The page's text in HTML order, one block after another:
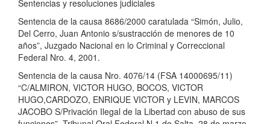
Sentencias y resoluciones judiciales
Sentencia de la causa 8686/2000 caratulada “Simón, Julio,
Del Cerro, Juan Antonio s/sustracción de menores de 10
años”, Juzgado Nacional en lo Criminal y Correccional
Federal Nro. 4, 2001.
Sentencia de la causa Nro. 4076/14 (FSA 14000695/11)
“C/ALMIRON, VICTOR HUGO, BOCOS, VICTOR
HUGO,CARDOZO, ENRIQUE VICTOR y LEVIN, MARCOS
JACOBO S/Privación Ilegal de la Libertad con abuso de sus